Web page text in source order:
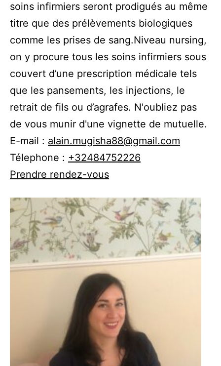
soins infirmiers seront prodigués au même
titre que des prélèvements biologiques
comme les prises de sang.Niveau nursing,
on y procure tous les soins infirmiers sous
couvert d’une prescription médicale tels
que les pansements, les injections, le
retrait de fils ou d’agrafes. N'oubliez pas
de vous munir d'une vignette de mutuelle.
E-mail : alain.mugisha88@gmail.com
Télephone : +32484752226
Prendre rendez-vous